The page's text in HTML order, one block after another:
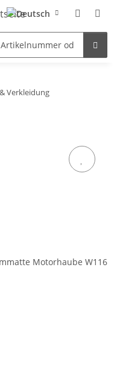
Verkleidung